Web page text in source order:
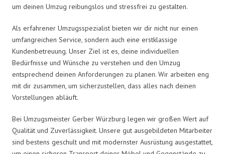
um deinen Umzug reibungslos und stressfrei zu gestalten.
Als erfahrener Umzugsspezialist bieten wir dir nicht nur einen
umfangreichen Service, sondern auch eine erstklassige
Kundenbetreuung. Unser Ziel ist es, deine individuellen
Bedürfnisse und Wünsche zu verstehen und den Umzug
entsprechend deinen Anforderungen zu planen. Wir arbeiten eng
mit dir zusammen, um sicherzustellen, dass alles nach deinen
Vorstellungen abläuft.
Bei Umzugsmeister Gerber Würzburg legen wir großen Wert auf
Qualität und Zuverlässigkeit. Unsere gut ausgebildeten Mitarbeiter
sind bestens geschult und mit modernster Ausrüstung ausgestattet,